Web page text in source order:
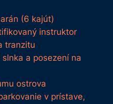
(6 kajút)
instruktor
tranzitu
a posezení na
ostrova
v prístave,